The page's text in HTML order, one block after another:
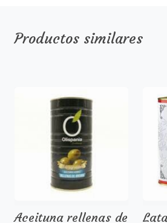
Productos similares
Aceituna rellenas de